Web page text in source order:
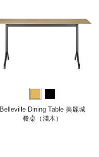
Belleville Dining Table 美麗城
餐桌（淺木）